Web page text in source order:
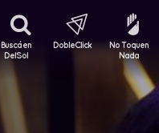
Buscá en
DelSol
DobleClick
No Toquen
Nada